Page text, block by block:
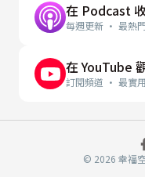
在 Podcast
每週更新 · 最熱
在 YouTube
訂閱頻道 · 最實
© 2026 幸福